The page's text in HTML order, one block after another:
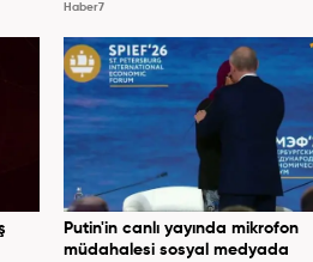
Haber7
Putin'in canlı yayında mikrofon
müdahalesi sosyal medyada